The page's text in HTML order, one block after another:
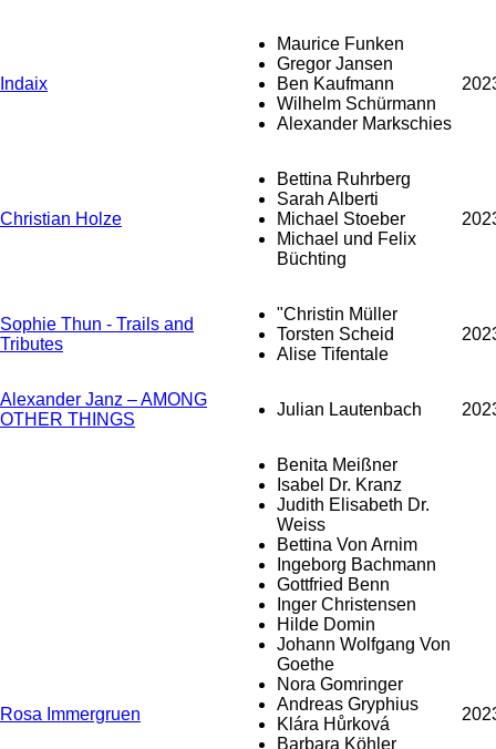
Indaix
Maurice Funken
Gregor Jansen
Ben Kaufmann
Wilhelm Schürmann
Alexander Markschies
Christian Holze
Bettina Ruhrberg
Sarah Alberti
Michael Stoeber
Michael und Felix
Büchting
Sophie Thun - Trails and
Tributes
"Christin Müller
Torsten Scheid
Alise Tifentale
Alexander Janz – AMONG
OTHER THINGS
Julian Lautenbach
Rosa Immergruen
Benita Meißner
Isabel Dr. Kranz
Judith Elisabeth Dr.
Weiss
Bettina Von Arnim
Ingeborg Bachmann
Gottfried Benn
Inger Christensen
Hilde Domin
Johann Wolfgang Von
Goethe
Nora Gomringer
Andreas Gryphius
Klára Hůrková
Barbara Köhler